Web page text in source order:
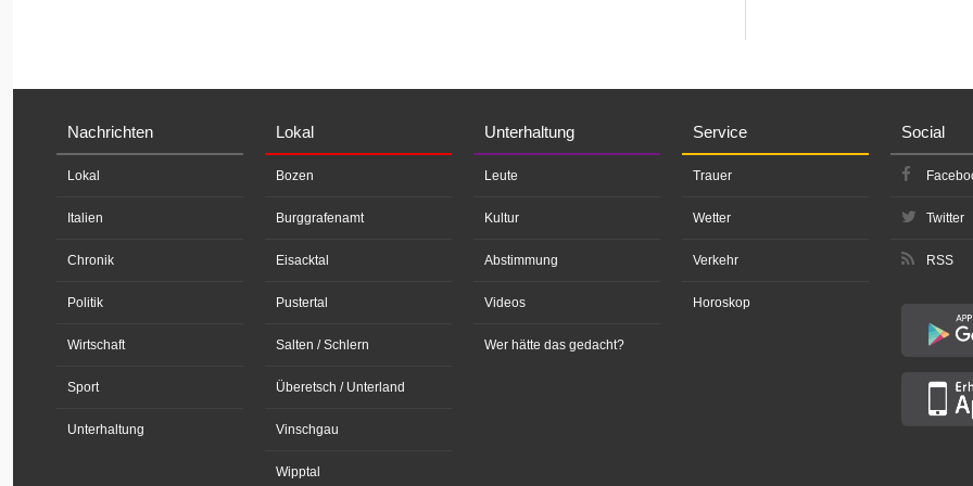
Nachrichten
Lokal
Italien
Chronik
Politik
Wirtschaft
Sport
Unterhaltung
Lokal
Bozen
Burggrafenamt
Eisacktal
Pustertal
Salten / Schlern
Überetsch / Unterland
Vinschgau
Wipptal
Unterhaltung
Leute
Kultur
Abstimmung
Videos
Wer hätte das gedacht?
Service
Trauer
Wetter
Verkehr
Horoskop
Social
Twitter
RSS